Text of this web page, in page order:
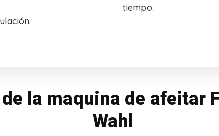
tiempo.
la maquina de afeitar
Wahl